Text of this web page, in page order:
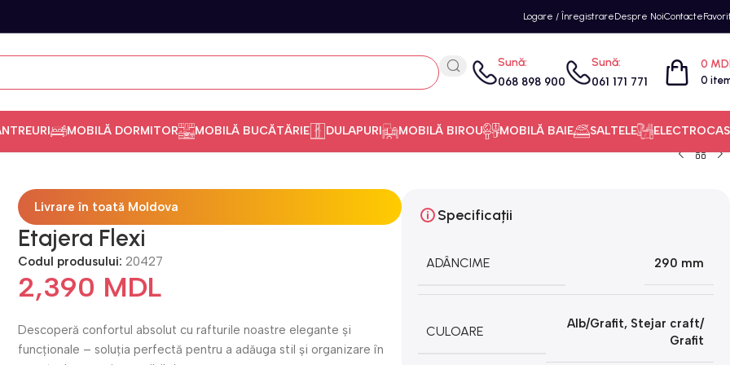
Logare / ÎnregistrareDespre NoiContacte
Sună:
068 898 900
Sună:
061 171 771 0
0
MOBILĂ DORMITOR MOBILĂ BUCĂTĂRIE DULAPURI MOBILĂ BIROU MOBILĂ BAIE SALTELE
Livrare în toată Moldova
Etajera Flexi
Codul produsului: 20427
2,390 MDL
Descoperă confortul absolut cu rafturile noastre elegante și
funcționale – soluția perfectă pentru a adăuga stil și organizare în
Specificații
ADÂNCIME 290 mm
CULOARE
Alb/Grafit, Stejar craft/
Grafit